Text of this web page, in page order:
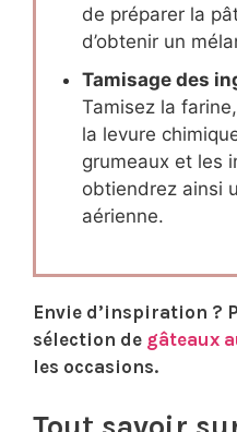
de préparer la
d’obtenir un
Tamisage des
Tamisez la
la levure
grumeaux et les
obtiendrez ainsi
aérienne.
Envie d’inspiration ?
sélection de gâteaux
les occasions.